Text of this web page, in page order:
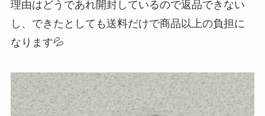
理由はどうであれ開封しているので返品できない
し、できたとしても送料だけで商品以上の負担に
なります💦